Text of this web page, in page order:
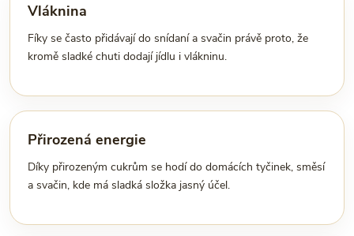
Vláknina
Fíky se často přidávají do snídaní a svačin právě proto, že
kromě sladké chuti dodají jídlu i vlákninu.
Přirozená energie
Díky přirozeným cukrům se hodí do domácích tyčinek, směsí
a svačin, kde má sladká složka jasný účel.